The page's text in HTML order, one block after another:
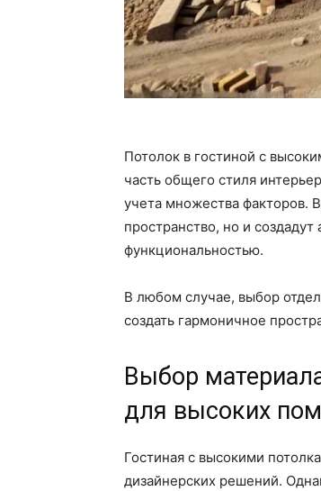
Потолок в гостиной с
часть общего стиля
учета множества факторов.
пространство, но и
функциональностью.
В любом случае, выбор
создать гармоничное
Выбор
для высоких
Гостиная с высокими
дизайнерских решений.